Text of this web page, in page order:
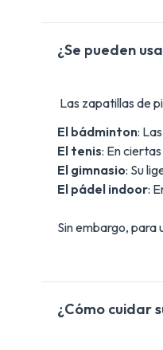
¿Se pueden
Las zapatillas de
El bádminton:
El tenis: En
El gimnasio: Su
El pádel indoor:
Sin embargo, para
¿Cómo cuidar